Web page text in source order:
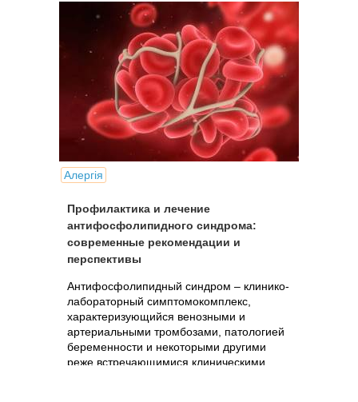
Алергія
Профилактика и лечение
антифосфолипидного синдрома:
современные рекомендации и
перспективы
Антифосфолипидный синдром – клинико-
лабораторный симптомокомплекс,
характеризующийся венозными и
артериальными тромбозами, патологией
беременности и некоторыми другими
реже встречающимися клиническими